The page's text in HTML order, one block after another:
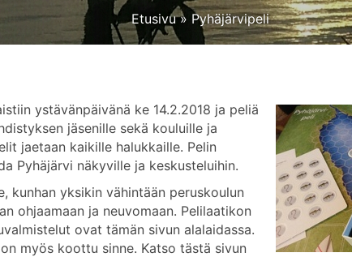
Etusivu» Pyhäjärvipeli
ystävänpäivänä ke 14.2.2018 ja peliä
jäsenille sekä kouluille ja
jaetaan kaikille halukkaille. Pelin
Pyhäjärvi näkyville ja keskusteluihin.
kunhan yksikin vähintään peruskoulun
ohjaamaan ja neuvomaan. Pelilaatikon
ovat tämän sivun alalaidassa.
myös koottu sinne. Katso tästä sivun